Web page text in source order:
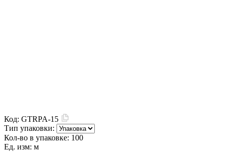
Код: GTRPA-15
Тип упаковки:
Кол-во в упаковке: 100
Ед. изм: м